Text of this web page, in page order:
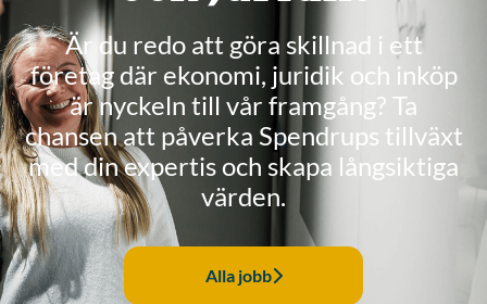
Är du redo att göra skillnad i ett
företag där ekonomi, juridik och inköp
är nyckeln till vår framgång? Ta
chansen att påverka Spendrups tillväxt
med din expertis och skapa långsiktiga
värden.
Alla jobb